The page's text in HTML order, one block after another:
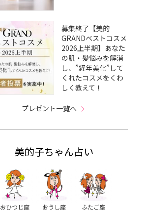
募集終了【美的
GRANDベストコスメ
2026上半期】あなた
の肌・髪悩みを解消
し、”経年美化”して
くれたコスメをくわ
しく教えて！
プレゼント一覧へ
美的子ちゃん占い
おひつじ座 おうし座 ふたご座